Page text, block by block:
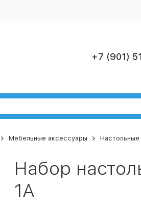
+7 (901)
Мебельные аксессуары
Набор
1A